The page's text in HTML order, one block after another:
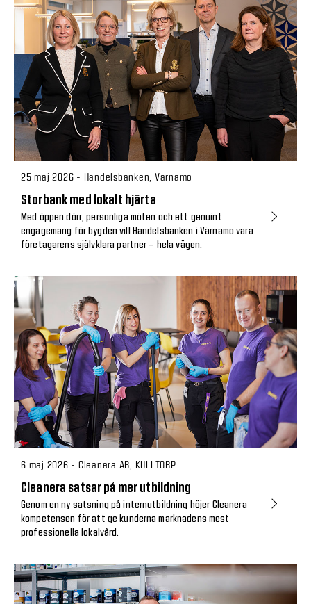
25 maj 2026 - Handelsbanken, Värnamo
Storbank med lokalt hjärta
Med öppen dörr, personliga möten och ett genuint
engagemang för bygden vill Handelsbanken i Värnamo vara
företagarens självklara partner – hela vägen.
6 maj 2026 - Cleanera AB, KULLTORP
Cleanera satsar på mer utbildning
Genom en ny satsning på internutbildning höjer Cleanera
kompetensen för att ge kunderna marknadens mest
professionella lokalvård.